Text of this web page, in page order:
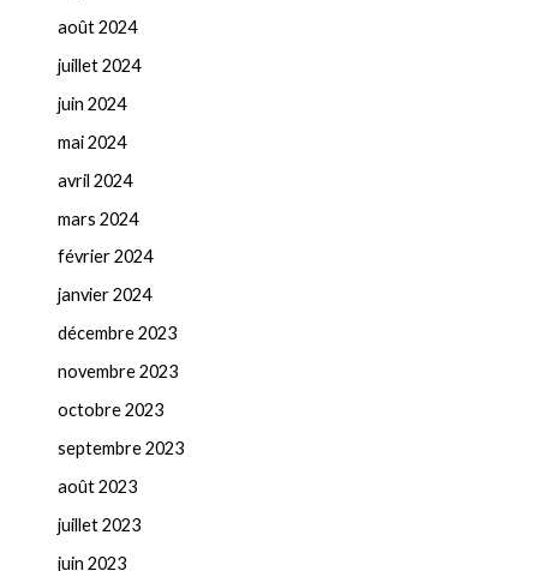
août 2024
juillet 2024
juin 2024
mai 2024
avril 2024
mars 2024
février 2024
janvier 2024
décembre 2023
novembre 2023
octobre 2023
septembre 2023
août 2023
juillet 2023
juin 2023